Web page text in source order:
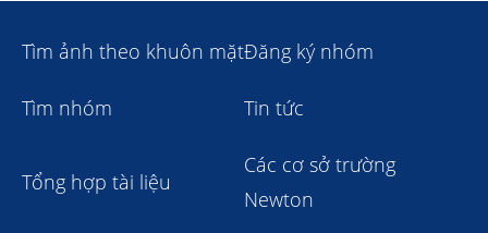
Tìm ảnh theo khuôn mặtĐăng ký nhóm
Tìm nhóm Tin tức
Tổng hợp tài liệu
Các cơ sở trường
Newton